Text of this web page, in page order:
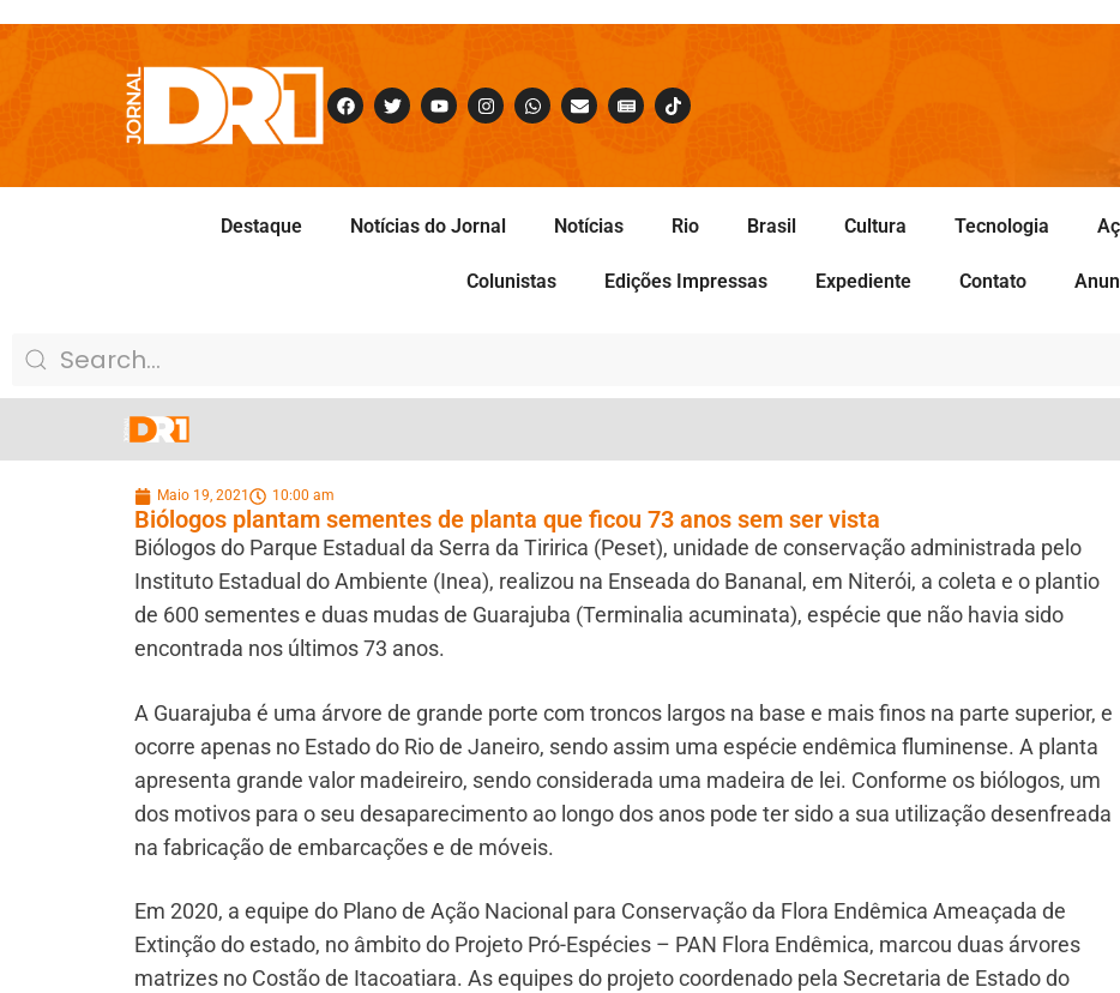
Destaque Notícias do Jornal Notícias Rio Brasil Cultura Tecnologia
Colunistas Edições Impressas Expediente Contato
Maio 19, 2021 10:00 am
Biólogos plantam sementes de planta que ficou 73 anos sem ser vista
Biólogos do Parque Estadual da Serra da Tiririca (Peset), unidade de conservação administrada pelo
Instituto Estadual do Ambiente (Inea), realizou na Enseada do Bananal, em Niterói, a coleta e o plantio
de 600 sementes e duas mudas de Guarajuba (Terminalia acuminata), espécie que não havia sido
encontrada nos últimos 73 anos.
A Guarajuba é uma árvore de grande porte com troncos largos na base e mais finos na parte superior, e
ocorre apenas no Estado do Rio de Janeiro, sendo assim uma espécie endêmica fluminense. A planta
apresenta grande valor madeireiro, sendo considerada uma madeira de lei. Conforme os biólogos, um
dos motivos para o seu desaparecimento ao longo dos anos pode ter sido a sua utilização desenfreada
na fabricação de embarcações e de móveis.
Em 2020, a equipe do Plano de Ação Nacional para Conservação da Flora Endêmica Ameaçada de
Extinção do estado, no âmbito do Projeto Pró-Espécies – PAN Flora Endêmica, marcou duas árvores
matrizes no Costão de Itacoatiara. As equipes do projeto coordenado pela Secretaria de Estado do